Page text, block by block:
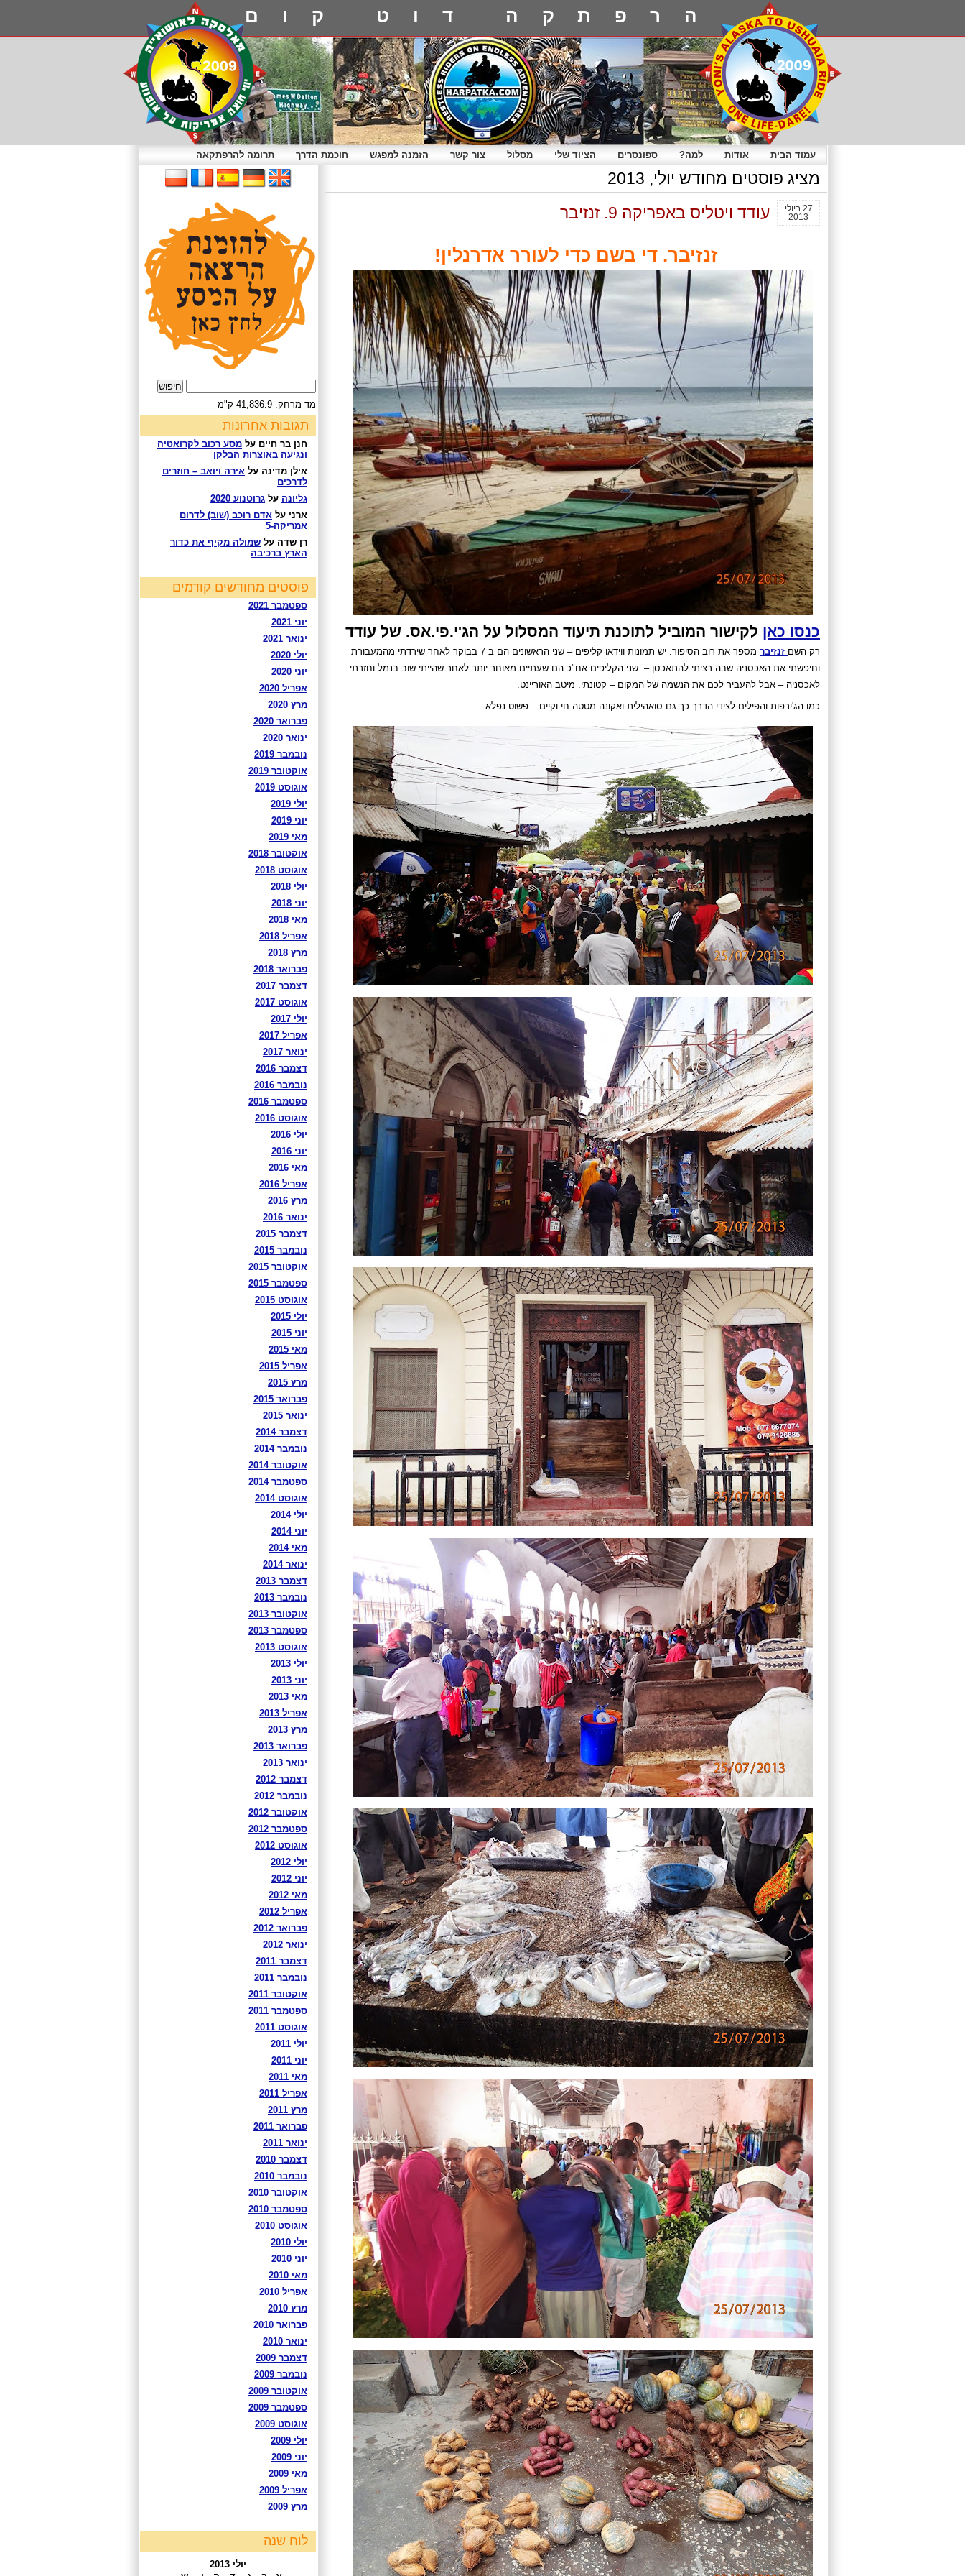
הרפתקה דוט קום
עמוד הבית אודות למה? ספונסרים הציוד שלי מסלול צור קשר הזמנה למפגש חוכמת הדרך תרומה להרפתקאה
מציג פוסטים מחודש יולי, 2013
27 ביולי
2013
עודד ויטליס באפריקה 9. זנזיבר
זנזיבר. די בשם כדי לעורר אדרנלין!
כנסו כאן לקישור המוביל לתוכנת תיעוד המסלול על הג'י.פי.אס. של עודד
רק השם זנזיבר
מספר את רוב הסיפור. יש תמונות ווידאו קליפים – שני הראשונים הם ב 7 בבוקר לאחר שירדתי מהמעבורת
וחיפשתי את האכסניה שבה רציתי להתאכסן – שני הקליפים אח"כ הם שעתיים מאוחר יותר לאחר שהייתי שוב בנמל וחזרתי
לאכסניה – אבל להעביר לכם את הנשמה של המקום – קטונתי. מיטב האוריינט.
כמו הג'ירפות והפילים לצידי הדרך כך גם סואהילית ואקונה מטטה חי וקיים – פשוט נפלא
מד מרחק: 41,836.9 ק"מ
תגובות אחרונות
חנן בר חיים על מסע רכוב לקרואטיה
ונגיעה באוצרות הבלקן
אילן מדינה על אירה ויואב – חוזרים
לדרכים
גליונה על גרוטנוע 2020
ארני על אדם רוכב (שוב) לדרום
אמריקה-5
רן שדה על שמולה מקיף את כדור
הארץ ברכיבה
פוסטים מחודשים קודמים
ספטמבר 2021
יוני 2021
ינואר 2021
יולי 2020
יוני 2020
אפריל 2020
מרץ 2020
פברואר 2020
ינואר 2020
נובמבר 2019
אוקטובר 2019
אוגוסט 2019
יולי 2019
יוני 2019
מאי 2019
אוקטובר 2018
אוגוסט 2018
יולי 2018
יוני 2018
מאי 2018
אפריל 2018
מרץ 2018
פברואר 2018
דצמבר 2017
אוגוסט 2017
יולי 2017
אפריל 2017
ינואר 2017
דצמבר 2016
נובמבר 2016
ספטמבר 2016
אוגוסט 2016
יולי 2016
יוני 2016
מאי 2016
אפריל 2016
מרץ 2016
ינואר 2016
דצמבר 2015
נובמבר 2015
אוקטובר 2015
ספטמבר 2015
אוגוסט 2015
יולי 2015
יוני 2015
מאי 2015
אפריל 2015
מרץ 2015
פברואר 2015
ינואר 2015
דצמבר 2014
נובמבר 2014
אוקטובר 2014
ספטמבר 2014
אוגוסט 2014
יולי 2014
יוני 2014
מאי 2014
ינואר 2014
דצמבר 2013
נובמבר 2013
אוקטובר 2013
ספטמבר 2013
אוגוסט 2013
יולי 2013
יוני 2013
מאי 2013
אפריל 2013
מרץ 2013
פברואר 2013
ינואר 2013
דצמבר 2012
נובמבר 2012
אוקטובר 2012
ספטמבר 2012
אוגוסט 2012
יולי 2012
יוני 2012
מאי 2012
אפריל 2012
פברואר 2012
ינואר 2012
דצמבר 2011
נובמבר 2011
אוקטובר 2011
ספטמבר 2011
אוגוסט 2011
יולי 2011
יוני 2011
מאי 2011
אפריל 2011
מרץ 2011
פברואר 2011
ינואר 2011
דצמבר 2010
נובמבר 2010
אוקטובר 2010
ספטמבר 2010
אוגוסט 2010
יולי 2010
יוני 2010
מאי 2010
אפריל 2010
מרץ 2010
פברואר 2010
ינואר 2010
דצמבר 2009
נובמבר 2009
אוקטובר 2009
ספטמבר 2009
אוגוסט 2009
יולי 2009
יוני 2009
מאי 2009
אפריל 2009
מרץ 2009
לוח שנה
יולי 2013